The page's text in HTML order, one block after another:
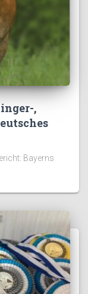
,
Bayerns